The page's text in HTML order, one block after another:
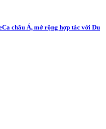
châu Á, mở rộng hợp tác với Du